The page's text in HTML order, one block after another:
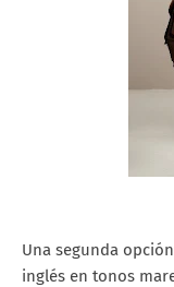
Una segunda
inglés en tonos